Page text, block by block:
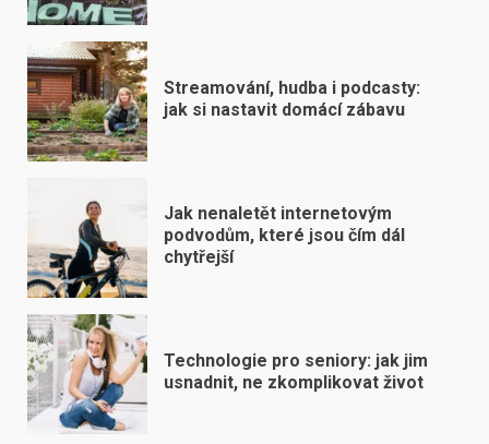
Streamování, hudba i podcasty:
jak si nastavit domácí zábavu
Jak nenaletět internetovým
podvodům, které jsou čím dál
chytřejší
Technologie pro seniory: jak jim
usnadnit, ne zkomplikovat život